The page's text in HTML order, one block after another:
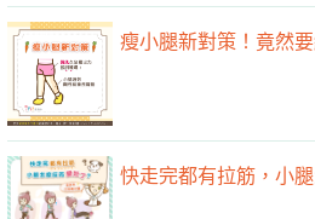
瘦小腿新對策！竟然要
快走完都有拉筋，小